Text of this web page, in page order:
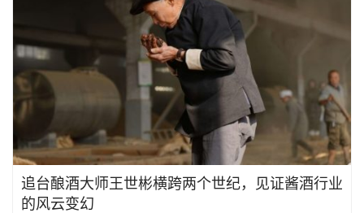
追台酿酒大师王世彬横跨两个世纪，见证酱酒行业
的风云变幻